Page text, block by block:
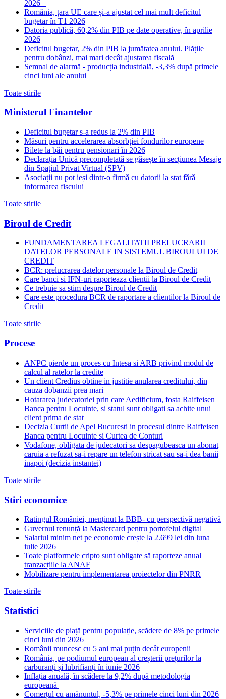
2026
România, țara UE care și-a ajustat cel mai mult deficitul
bugetar în T1 2026
Datoria publică, 60,2% din PIB pe date operative, în aprilie
2026
Deficitul bugetar, 2% din PIB la jumătatea anului. Plățile
pentru dobânzi, mai mari decât ajustarea fiscală
Semnal de alarmă - producția industrială, -3,3% după primele
cinci luni ale anului
Toate stirile
Ministerul Finantelor
Deficitul bugetar s-a redus la 2% din PIB
Măsuri pentru accelerarea absorbției fondurilor europene
Bilete la băi pentru pensionari în 2026
Declarația Unică precompletată se găsește în secțiunea Mesaje
din Spațiul Privat Virtual (SPV)
Asociații nu pot ieși dintr-o firmă cu datorii la stat fără
informarea fiscului
Toate stirile
Biroul de Credit
FUNDAMENTAREA LEGALITATII PRELUCRARII
DATELOR PERSONALE IN SISTEMUL BIROULUI DE
CREDIT
BCR: prelucrarea datelor personale la Biroul de Credit
Care banci si IFN-uri raporteaza clientii la Biroul de Credit
Ce trebuie sa stim despre Biroul de Credit
Care este procedura BCR de raportare a clientilor la Biroul de
Credit
Toate stirile
Procese
ANPC pierde un proces cu Intesa si ARB privind modul de
calcul al ratelor la credite
Un client Credius obtine in justitie anularea creditului, din
cauza dobanzii prea mari
Hotararea judecatoriei prin care Aedificium, fosta Raiffeisen
Banca pentru Locuinte, si statul sunt obligati sa achite unui
client prima de stat
Decizia Curtii de Apel Bucuresti in procesul dintre Raiffeisen
Banca pentru Locuinte si Curtea de Conturi
Vodafone, obligata de judecatori sa despagubeasca un abonat
caruia a refuzat sa-i repare un telefon stricat sau sa-i dea banii
inapoi (decizia instantei)
Toate stirile
Stiri economice
Ratingul României, menținut la BBB- cu perspectivă negativă
Guvernul renunță la Mastercard pentru portofelul digital
Salariul minim net pe economie crește la 2.699 lei din luna
iulie 2026
Toate platformele cripto sunt obligate să raporteze anual
tranzacțiile la ANAF
Mobilizare pentru implementarea proiectelor din PNRR
Toate stirile
Statistici
Serviciile de piață pentru populație, scădere de 8% pe primele
cinci luni din 2026
Românii muncesc cu 5 ani mai puțin decât europenii
România, pe podiumul european al creșterii prețurilor la
carburanți și lubrifianți în iunie 2026
Inflația anuală, în scădere la 9,2% după metodologia
europeană
Comerțul cu amănuntul, -5,3% pe primele cinci luni din 2026